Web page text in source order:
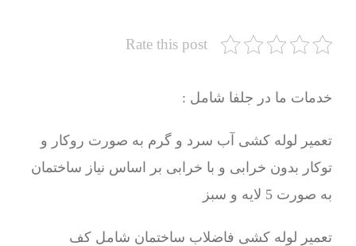
Rate this post
خدمات ما در جلفا شامل :
تعمیر لوله کشی آب سرد و گرم به صورت روکار و
توکار بدون خرابی و با خرابی بر اساس نیاز ساختمان
به صورت 5 لایه و سبز
تعمیر لوله کشی فاضلاب ساختمان شامل کف